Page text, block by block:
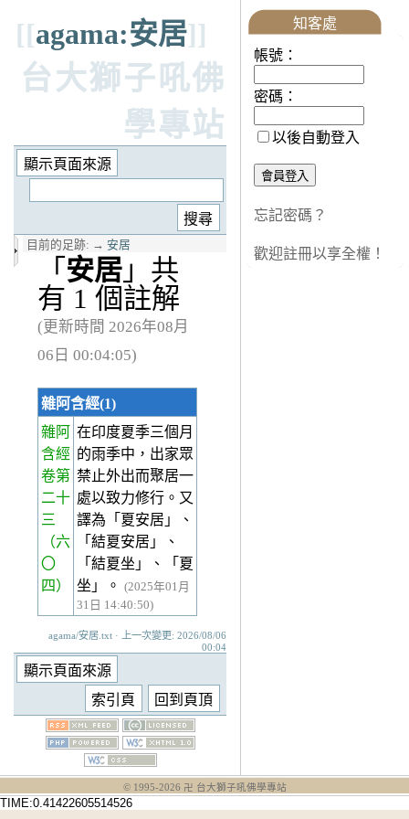
[[agama:安居]]
台大獅子吼佛
學專站
目前的足跡: → 安居
「 安居 」共
有 1 個註解
(更新時間 2026年08月
06日 00:04:05)
雜阿含經(1)
雜阿
含經
卷第
二十
三
（六
〇
四）
在印度夏季三個月
的雨季中，出家眾
禁止外出而聚居一
處以致力修行。又
譯為「夏安居」、
「結夏安居」、
「結夏坐」、「夏
坐」。
(2025年01月
31日 14:40:50)
agama/安居.txt · 上一次變更: 2026/08/06
00:04
知客處
帳號：
密碼：
以後自動登入
忘記密碼？
歡迎註冊以享全權！
© 1995-2026 卍 台大獅子吼佛學專站
TIME:0.41422605514526